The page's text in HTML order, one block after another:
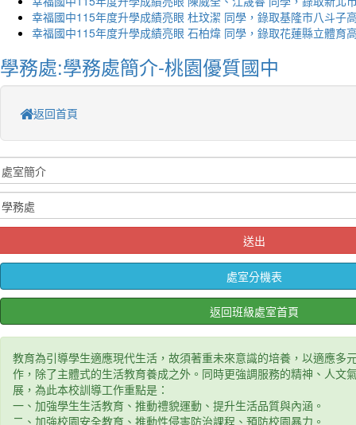
幸福國中115年度升學成績亮眼 杜玟潔 同學，錄取基隆市八斗子
幸福國中115年度升學成績亮眼 石柏煒 同學，錄取花蓮縣立體育
學務處:學務處簡介-桃園優質國中
返回首頁
送出
處室分機表
返回班級處室首頁
教育為引導學生適應現代生活，故須著重未來意識的培養，以適應多
作，除了主體式的生活教育養成之外。同時更強調服務的精神、人文
展，為此本校訓導工作重點是：
一、加強學生生活教育、推動禮貌運動、提升生活品質與內涵。
二、加強校園安全教育、推動性侵害防治課程、預防校園暴力。